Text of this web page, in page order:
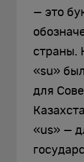
— это
страны.
«su»
для
«us» —